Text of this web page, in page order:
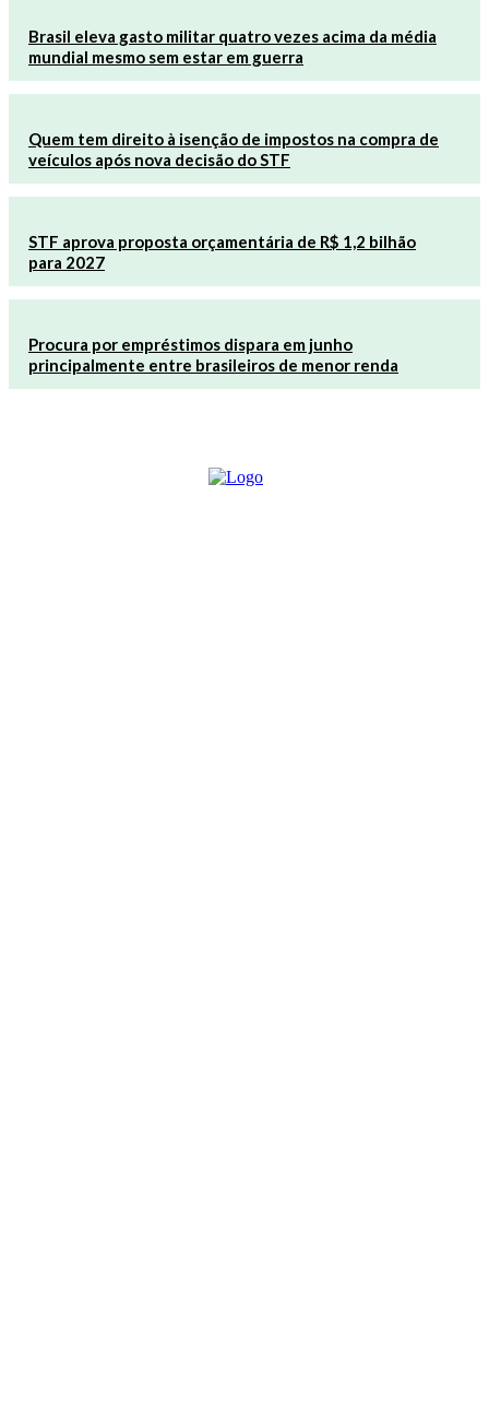
Brasil eleva gasto militar quatro vezes acima da média
mundial mesmo sem estar em guerra
Quem tem direito à isenção de impostos na compra de
veículos após nova decisão do STF
STF aprova proposta orçamentária de R$ 1,2 bilhão
para 2027
Procura por empréstimos dispara em junho
principalmente entre brasileiros de menor renda